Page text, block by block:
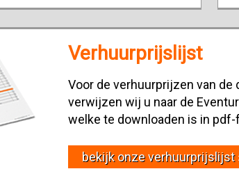
Verhuurprijslijst
Voor de verhuurprijzen van de
verwijzen wij u naar de
welke te downloaden is in pdf-
bekijk onze verhuurprijslijst